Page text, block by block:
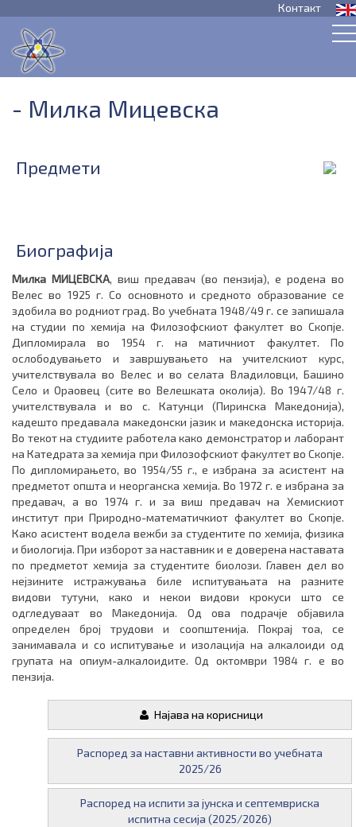
Контакт
- Милка Мицевска
Предмети
Биографија
Милка МИЦЕВСКА, виш предавач (во пензија), е родена во
Велес во 1925 г. Со основното и средното образование се
здобила во родниот град. Во учебната 1948/49 г. се запишала
на студии по хемија на Филозофскиот факултет во Скопје.
Дипло­ми­ра­ла во 1954 г. на матичниот факултет. По
ослободувањето и завршувањето на учител­скиот курс,
учителствувала во Велес и во селата Влади­ловци, Баши­но
Село и Ораовец (сите во Велешката околија). Во 1947/48 г.
учителствувала и во с. Катунци (Пиринска Маке­донија),
кадешто предавала македонски јазик и македонска историја.
Во текот на студиите работела како демонстратор и лаборант
на Катедрата за хемија при Фило­зоф­скиот факул­тет во Скопје.
По дипломирањето, во 1954/55 г., е избрана за асис­тент на
предметот општа и неорганска хемија. Во 1972 г. е избрана за
предавач, а во 1974 г. и за виш предавач на Хемискиот
институт при Природно-математичкиот факултет во Скоп­је.
Како асистент водела вежби за студентите по хемија, физика
и биологија. При изборот за наставник и е доверена наставата
по предметот хемија за студентите биолози. Главен дел во
нејзините истражувања биле испитувањата на разните
видови тутуни, како и некои видови крокуси што се
одгледуваат во Македонија. Од ова подрачје објавила
определен број трудови и соопштенија. Покрај тоа, се
занимавала и со ис­питување и изолација на алкалоиди од
групата на опиум-алкалоидите. Од октомври 1984 г. е во
пензија.
Најава на корисници
Распоред за наставни активности во учебната
2025/26
Распоред на испити за јунска и септемвриска
испитна сесија (2025/2026)